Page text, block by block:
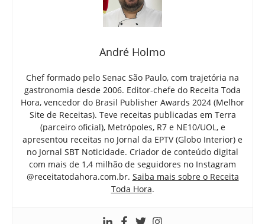
André Holmo
Chef formado pelo Senac São Paulo, com trajetória na
gastronomia desde 2006. Editor-chefe do Receita Toda
Hora, vencedor do Brasil Publisher Awards 2024 (Melhor
Site de Receitas). Teve receitas publicadas em Terra
(parceiro oficial), Metrópoles, R7 e NE10/UOL, e
apresentou receitas no Jornal da EPTV (Globo Interior) e
no Jornal SBT Noticidade. Criador de conteúdo digital
com mais de 1,4 milhão de seguidores no Instagram
@receitatodahora.com.br. Saiba mais sobre o Receita
Toda Hora.